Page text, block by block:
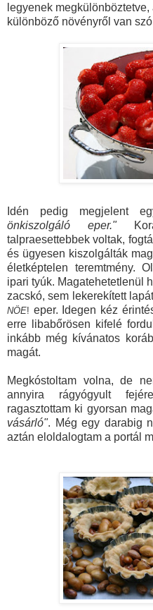
legyenek
különböző növényről van
Idén pedig megjelent
önkiszolgáló eper."
talpraesettebbek voltak,
és ügyesen kiszolgálták
életképtelen teremtmény.
ipari tyúk. Magatehetetlenül
zacskó, sem lekerekített
NÖE! eper. Idegen kéz
erre libabőrösen kifelé
inkább még kívánatos
magát.
Megkóstoltam volna, de
annyira rágyógyult
ragasztottam ki gyorsan
vásárló". Még egy darabig
aztán eloldalogtam a portál